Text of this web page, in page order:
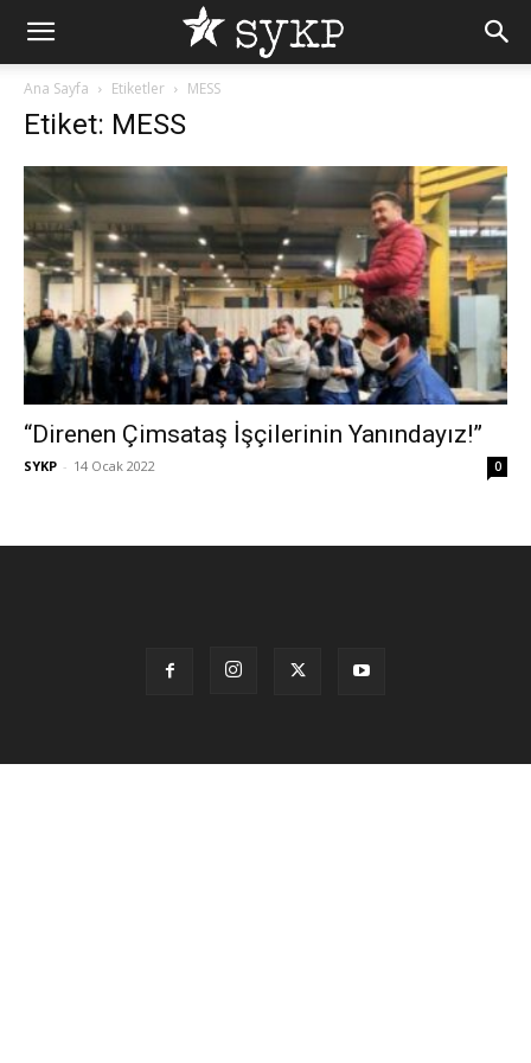
Ana Sayfa Etiketler MESS
Etiket: MESS
“Direnen Çimsataş İşçilerinin Yanındayız!”
SYKP - 14 Ocak 2022 0